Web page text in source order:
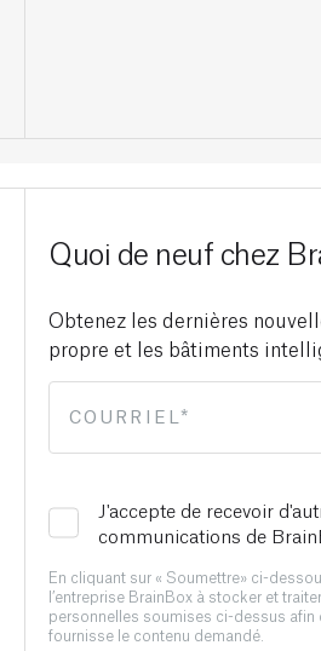
Quoi de neuf chez
Obtenez les dernières
propre et les bâtiments
J'accepte de recevoir
communications de
En cliquant sur « Soumettre» ci-
l’entreprise BrainBox à stocker et
personnelles soumises ci-dessus afin
fournisse le contenu demandé.